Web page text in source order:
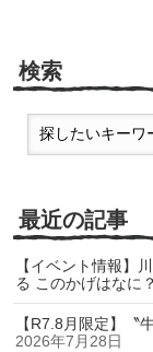
検索
最近の記事
【イベント情報】
る このかげはなに？
【R7.8月限定】〝
2026年7月28日